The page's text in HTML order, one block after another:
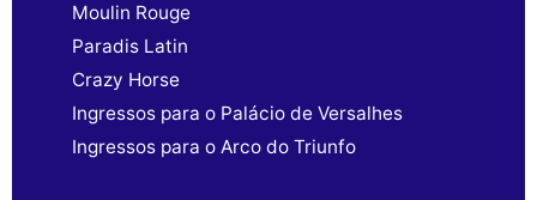
Moulin Rouge
Paradis Latin
Crazy Horse
Ingressos para o Palácio de Versalhes
Ingressos para o Arco do Triunfo